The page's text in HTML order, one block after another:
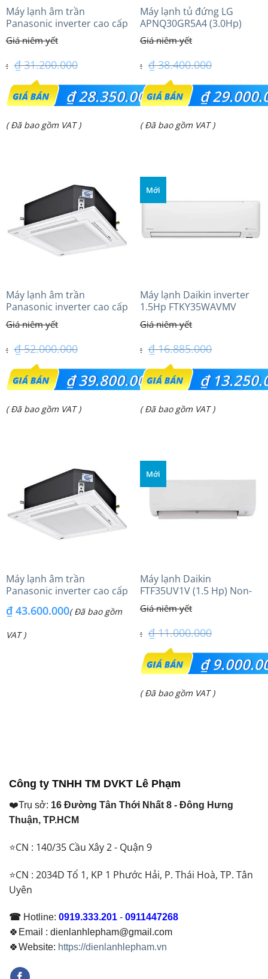
Máy lạnh âm trần
Panasonic inverter cao cấp
(2.5Hp) S-1821PU3HA/U-
21PRH1H5
₫31.200.000
Giá
gốc
là:
₫28.350.000
Giá
₫ 28.350.000.
( Đã bao gồm VAT )
Máy lạnh tủ đứng LG
APNQ30GR5A4 (3.0Hp)
Inverter
₫38.400.000
Giá
gốc
là:
₫
Giá
₫ 29.000.000.
( Đã bao gồm VAT )
Máy lạnh âm trần
Panasonic inverter cao cấp
(5.0Hp) S-3448PU3HA/U-
43PRH1H8 – 3 Pha
₫52.000.000
Giá
gốc
là:
₫39.800.000
Giá
₫ 39.800.000.
( Đã bao gồm VAT )
Mới
Máy lạnh Daikin inverter
1.5Hp FTKY35WAVMV
₫16.885.000
Giá
gốc
là:
₫
Giá
₫ 13.250.000.
( Đã bao gồm VAT )
Máy lạnh âm trần
Panasonic inverter cao cấp
48PRH1H8 – 3 Pha
₫43.600.000( Đã bao gồm
VAT )
Mới
Máy lạnh Daikin
FTF35UV1V (1.5 Hp) Non-
inverter Thái lan
₫11.000.000
Giá
gốc
là:
₫
Giá
( Đã bao gồm VAT )
Công ty TNHH TM DVKT Lê Phạm
❤️Trụ sở: 16 Đường Tân Thới Nhất 8 - Đông Hưng
Thuận, TP.HCM
⭐CN : 140/35 Cầu Xây 2 - Quận 9
⭐CN : 2034D Tổ 1, KP 1 Phước Hải, P. Thái Hoà, TP. Tân
Uyên
☎ Hotline: 0919.333.201 - 0911447268
🍀Email : dienlanhlepham@gmail.com
🍀Website: https://dienlanhlepham.vn